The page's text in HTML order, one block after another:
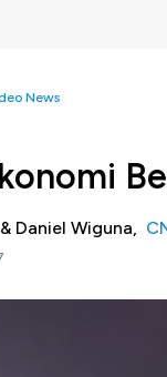
News
Daniel Wiguna,
Korupsi dan
bagi
investor akan